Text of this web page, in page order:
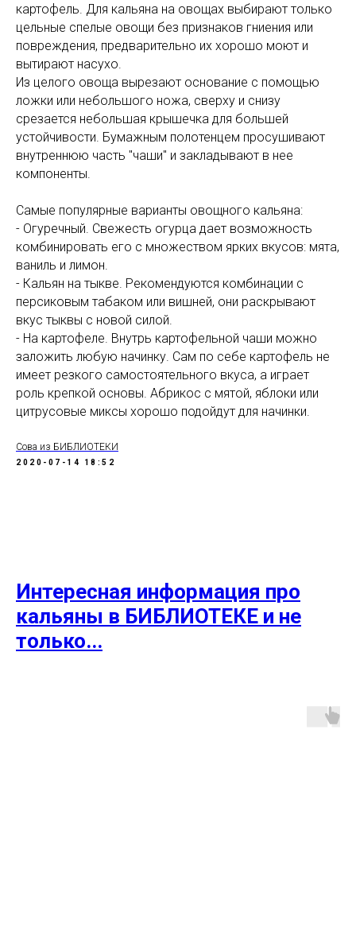
картофель. Для кальяна на овощах выбирают только
цельные спелые овощи без признаков гниения или
повреждения, предварительно их хорошо моют и
вытирают насухо.
Из целого овоща вырезают основание с помощью
ложки или небольшого ножа, сверху и снизу
срезается небольшая крышечка для большей
устойчивости. Бумажным полотенцем просушивают
внутреннюю часть "чаши" и закладывают в нее
компоненты.
Самые популярные варианты овощного кальяна:
- Огуречный. Свежесть огурца дает возможность
комбинировать его с множеством ярких вкусов: мята,
ваниль и лимон.
- Кальян на тыкве. Рекомендуются комбинации с
персиковым табаком или вишней, они раскрывают
вкус тыквы с новой силой.
- На картофеле. Внутрь картофельной чаши можно
заложить любую начинку. Сам по себе картофель не
имеет резкого самостоятельного вкуса, а играет
роль крепкой основы. Абрикос с мятой, яблоки или
цитрусовые миксы хорошо подойдут для начинки.
Сова из БИБЛИОТЕКИ
2020-07-14 18:52
Интересная информация про
кальяны в БИБЛИОТЕКЕ и не
только...